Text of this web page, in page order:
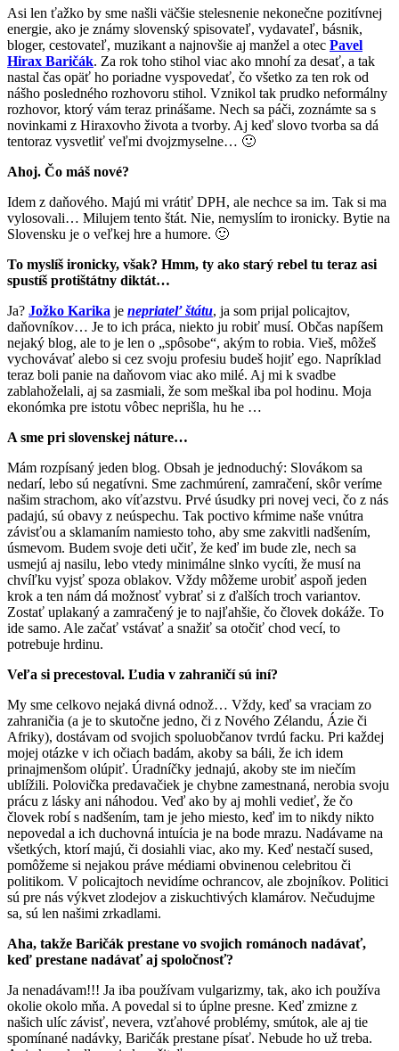
Asi len ťažko by sme našli väčšie stelesnenie nekonečne pozitívnej
energie, ako je známy slovenský spisovateľ, vydavateľ, básnik,
bloger, cestovateľ, muzikant a najnovšie aj manžel a otec Pavel
Hirax Baričák. Za rok toho stihol viac ako mnohí za desať, a tak
nastal čas opäť ho poriadne vyspovedať, čo všetko za ten rok od
nášho posledného rozhovoru stihol. Vznikol tak prudko neformálny
rozhovor, ktorý vám teraz prinášame. Nech sa páči, zoznámte sa s
novinkami z Hiraxovho života a tvorby. Aj keď slovo tvorba sa dá
tentoraz vysvetliť veľmi dvojzmyselne… 🙂
Ahoj. Čo máš nové?
Idem z daňového. Majú mi vrátiť DPH, ale nechce sa im. Tak si ma
vylosovali… Milujem tento štát. Nie, nemyslím to ironicky. Bytie na
Slovensku je o veľkej hre a humore. 🙂
To myslíš ironicky, však? Hmm, ty ako starý rebel tu teraz asi
spustíš protištátny diktát…
Ja? Jožko Karika je nepriateľ štátu, ja som prijal policajtov,
daňovníkov… Je to ich práca, niekto ju robiť musí. Občas napíšem
nejaký blog, ale to je len o „spôsobe“, akým to robia. Vieš, môžeš
vychovávať alebo si cez svoju profesiu budeš hojiť ego. Napríklad
teraz boli panie na daňovom viac ako milé. Aj mi k svadbe
zablahoželali, aj sa zasmiali, že som meškal iba pol hodinu. Moja
ekonómka pre istotu vôbec neprišla, hu he …
A sme pri slovenskej náture…
Mám rozpísaný jeden blog. Obsah je jednoduchý: Slovákom sa
nedarí, lebo sú negatívni. Sme zachmúrení, zamračení, skôr veríme
našim strachom, ako víťazstvu. Prvé úsudky pri novej veci, čo z nás
padajú, sú obavy z neúspechu. Tak poctivo kŕmime naše vnútra
závisťou a sklamaním namiesto toho, aby sme zakvitli nadšením,
úsmevom. Budem svoje deti učiť, že keď im bude zle, nech sa
usmejú aj nasilu, lebo vtedy minimálne slnko vycíti, že musí na
chvíľku vyjsť spoza oblakov. Vždy môžeme urobiť aspoň jeden
krok a ten nám dá možnosť vybrať si z ďalších troch variantov.
Zostať uplakaný a zamračený je to najľahšie, čo človek dokáže. To
ide samo. Ale začať vstávať a snažiť sa otočiť chod vecí, to
potrebuje hrdinu.
Veľa si precestoval. Ľudia v zahraničí sú iní?
My sme celkovo nejaká divná odnož… Vždy, keď sa vraciam zo
zahraničia (a je to skutočne jedno, či z Nového Zélandu, Ázie či
Afriky), dostávam od svojich spoluobčanov tvrdú facku. Pri každej
mojej otázke v ich očiach badám, akoby sa báli, že ich idem
prinajmenšom olúpiť. Úradníčky jednajú, akoby ste im niečím
ublížili. Polovička predavačiek je chybne zamestnaná, nerobia svoju
prácu z lásky ani náhodou. Veď ako by aj mohli vedieť, že čo
človek robí s nadšením, tam je jeho miesto, keď im to nikdy nikto
nepovedal a ich duchovná intuícia je na bode mrazu. Nadávame na
všetkých, ktorí majú, či dosiahli viac, ako my. Keď nestačí sused,
pomôžeme si nejakou práve médiami obvinenou celebritou či
politikom. V policajtoch nevidíme ochrancov, ale zbojníkov. Politici
sú pre nás výkvet zlodejov a ziskuchtivých klamárov. Nečudujme
sa, sú len našimi zrkadlami.
Aha, takže Baričák prestane vo svojich románoch nadávať,
keď prestane nadávať aj spoločnosť?
Ja nenadávam!!! Ja iba používam vulgarizmy, tak, ako ich používa
okolie okolo mňa. A povedal si to úplne presne. Keď zmizne z
našich ulíc závisť, nevera, vzťahové problémy, smútok, ale aj tie
spomínané nadávky, Baričák prestane písať. Nebude ho už treba.